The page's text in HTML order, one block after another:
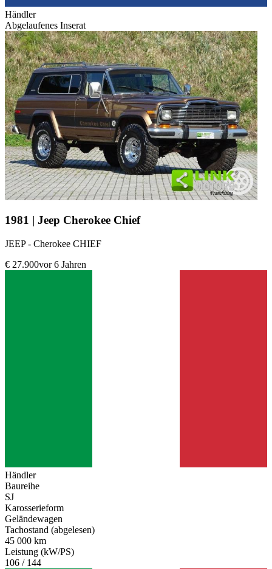
Händler
Abgelaufenes Inserat
1981 | Jeep Cherokee Chief
JEEP - Cherokee CHIEF
€ 27.900vor 6 Jahren
Händler
Baureihe
SJ
Karosserieform
Geländewagen
Tachostand (abgelesen)
45 000 km
Leistung (kW/PS)
106 / 144